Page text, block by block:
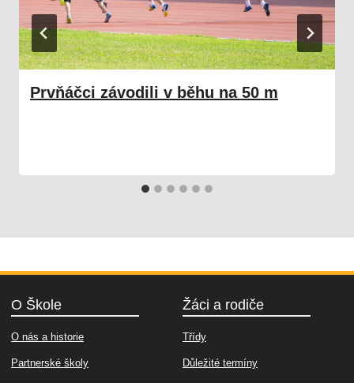
Prvňáčci závodili v běhu na 50 m
O Škole
O nás a historie
Partnerské školy
Žáci a rodiče
Třídy
Důležité termíny